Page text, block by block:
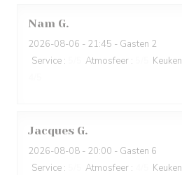
Nam G
2026-08-06 - 21:45 - Gasten 2
Service : Atmosfeer : Keuken
Jacques G
2026-08-08 - 20:00 - Gasten 6
Service : Atmosfeer : Keuken